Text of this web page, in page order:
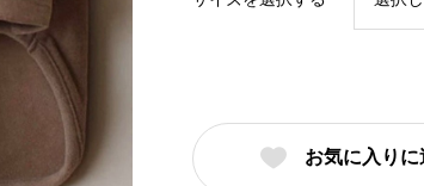
お気に入り